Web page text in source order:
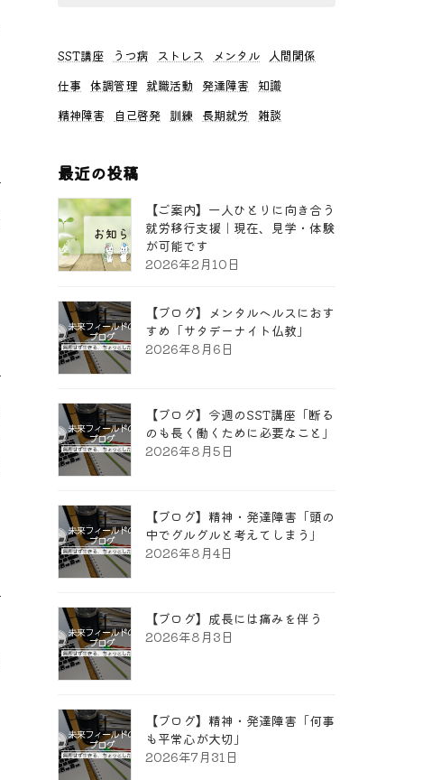
SST講座 うつ病 ストレス メンタル 人間関係
仕事 体調管理 就職活動 発達障害
知識
精神障害
自己啓発 訓練 長期就労 雑談
最近の投稿
【ご案内】一人ひとりに向き合う
就労移行支援｜現在、見学・体験
が可能です
2026年2月10日
【ブログ】メンタルヘルスにおす
すめ「サタデーナイト仏教」
2026年8月6日
【ブログ】今週のSST講座「断る
のも長く働くために必要なこと」
2026年8月5日
【ブログ】精神・発達障害「頭の
中でグルグルと考えてしまう」
2026年8月4日
【ブログ】成長には痛みを伴う
2026年8月3日
【ブログ】精神・発達障害「何事
も平常心が大切」
2026年7月31日